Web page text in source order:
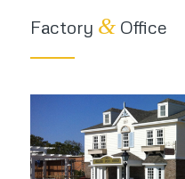
Factory &Office